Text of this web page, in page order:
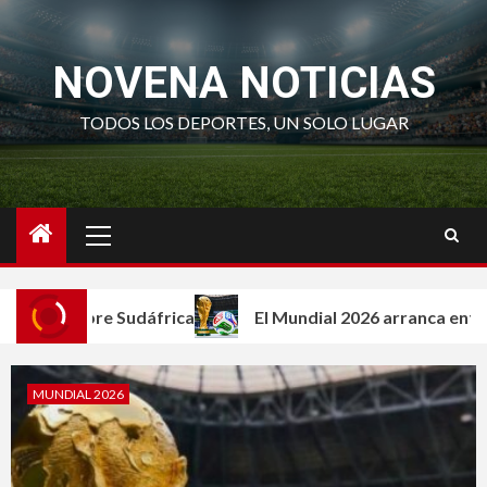
Saltar
al
contenidoNOVENA NOTICIAS
TODOS LOS DEPORTES, UN SOLO LUGAR
principal
Sudáfrica El Mundial 2026 arranca entre la fiesta
MUNDIAL 2026